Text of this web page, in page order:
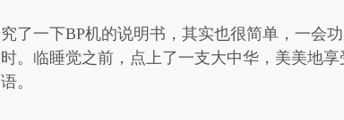
了一下BP机的说明书，其实也很简单，一会
。临睡觉之前，点上了一支大中华，美美地
。